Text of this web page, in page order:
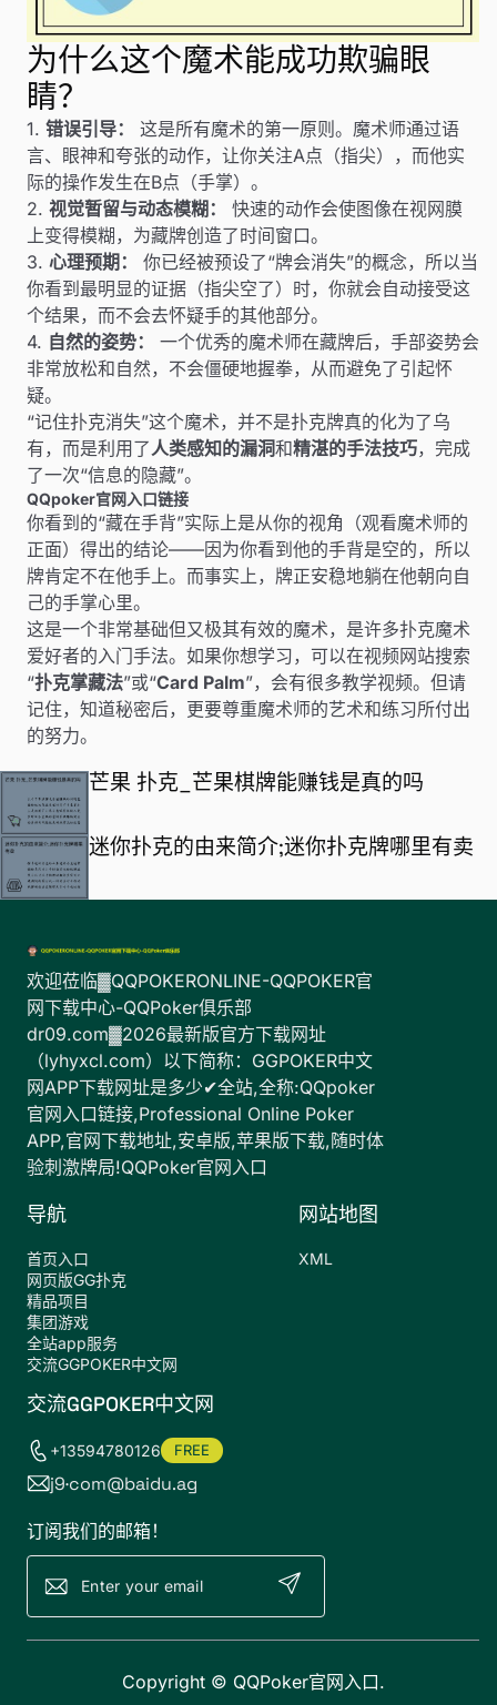
为什么这个魔术能成功欺骗眼
睛？
1. 错误引导：
这是所有魔术的第一原则。魔术师通过语
言、眼神和夸张的动作，让你关注A点（指尖），而他实
际的操作发生在B点（手掌）。
2. 视觉暂留与动态模糊：
快速的动作会使图像在视网膜
上变得模糊，为藏牌创造了时间窗口。
3. 心理预期：
你已经被预设了“牌会消失”的概念，所以当
你看到最明显的证据（指尖空了）时，你就会自动接受这
个结果，而不会去怀疑手的其他部分。
4. 自然的姿势：
一个优秀的魔术师在藏牌后，手部姿势会
非常放松和自然，不会僵硬地握拳，从而避免了引起怀
疑。
“记住扑克消失”这个魔术，并不是扑克牌真的化为了乌
有，而是利用了人类感知的漏洞和精湛的手法技巧，完成
了一次“信息的隐藏”。
QQpoker官网入口链接
你看到的“藏在手背”实际上是从你的视角（观看魔术师的
正面）得出的结论——因为你看到他的手背是空的，所以
牌肯定不在他手上。而事实上，牌正安稳地躺在他朝向自
己的手掌心里。
这是一个非常基础但又极其有效的魔术，是许多扑克魔术
爱好者的入门手法。如果你想学习，可以在视频网站搜索
“扑克掌藏法”或“Card Palm”，会有很多教学视频。但请
记住，知道秘密后，更要尊重魔术师的艺术和练习所付出
的努力。
芒果 扑克_芒果棋牌能赚钱是真的吗
迷你扑克的由来简介;迷你扑克牌哪里有卖
欢迎莅临▓QQPOKERONLINE-QQPOKER官
网下载中心-QQPoker俱乐部
dr09.com▓2026最新版官方下载网址
（lyhyxcl.com）以下简称：GGPOKER中文
网APP下载网址是多少✔全站,全称:QQpoker
官网入口链接,Professional Online Poker
APP,官网下载地址,安卓版,苹果版下载,随时体
验刺激牌局!QQPoker官网入口
导航
首页入口
网页版GG扑克
精品项目
集团游戏
全站app服务
交流GGPOKER中文网
网站地图
XML
交流GGPOKER中文网
+13594780126 FREE
j9·com@baidu.ag
订阅我们的邮箱！
Copyright © QQPoker官网入口.